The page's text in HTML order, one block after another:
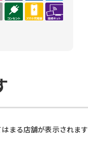
まる店舗が表示されます